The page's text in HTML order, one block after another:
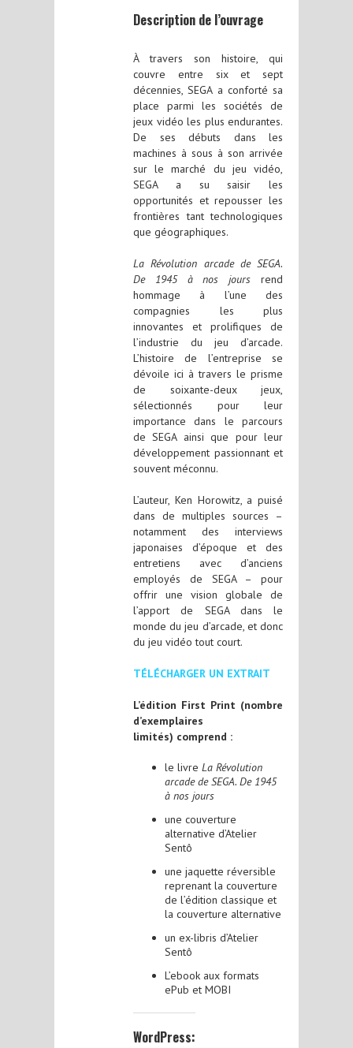
Description de l’ouvrage
À travers son histoire, qui
couvre entre six et sept
décennies, SEGA a conforté sa
place parmi les sociétés de
jeux vidéo les plus endurantes.
De ses débuts dans les
machines à sous à son arrivée
sur le marché du jeu vidéo,
SEGA a su saisir les
opportunités et repousser les
frontières tant technologiques
que géographiques.
La Révolution arcade de SEGA.
De 1945 à nos jours rend
hommage à l’une des
compagnies les plus
innovantes et prolifiques de
l’industrie du jeu d’arcade.
L’histoire de l’entreprise se
dévoile ici à travers le prisme
de soixante-deux jeux,
sélectionnés pour leur
importance dans le parcours
de SEGA ainsi que pour leur
développement passionnant et
souvent méconnu.
L’auteur, Ken Horowitz, a puisé
dans de multiples sources –
notamment des interviews
japonaises d’époque et des
entretiens avec d’anciens
employés de SEGA – pour
offrir une vision globale de
l’apport de SEGA dans le
monde du jeu d’arcade, et donc
du jeu vidéo tout court.
TÉLÉCHARGER UN EXTRAIT
L’édition First Print (nombre
d’exemplaires
limités) comprend :
le livre La Révolution
arcade de SEGA. De 1945
à nos jours
une couverture
alternative d’Atelier
Sentô
une jaquette réversible
reprenant la couverture
de l’édition classique et
la couverture alternative
un ex-libris d’Atelier
Sentô
L’ebook aux formats
ePub et MOBI
WordPress: